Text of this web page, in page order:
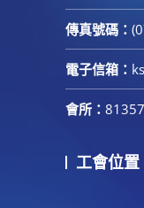
傳真號碼：
電子信箱：
會所：
工會位置